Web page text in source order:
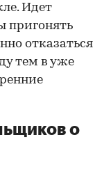
Идет
пригонять
отказаться
тем в уже
о